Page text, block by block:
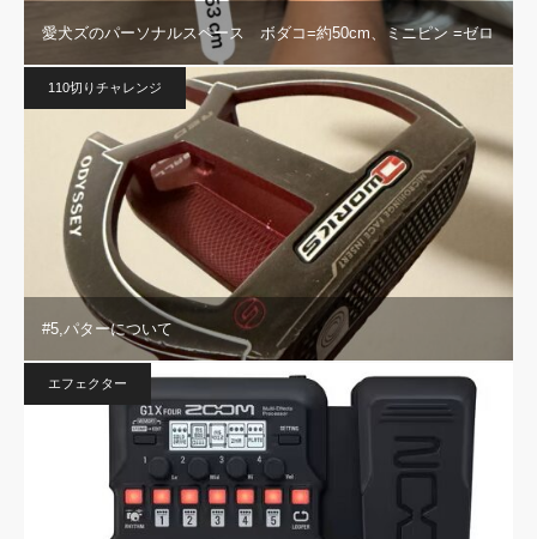
愛犬ズのパーソナルスペース ボダコ=約50cm、ミニピン =ゼロ
110切りチャレンジ
#5,パターについて
エフェクター